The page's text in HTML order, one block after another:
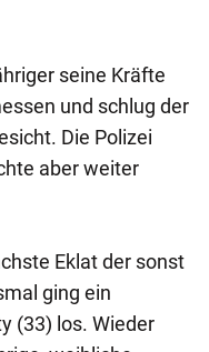
seine Kräfte
und schlug der
Die Polizei
aber weiter
Eklat der sonst
ging ein
(33) los. Wieder